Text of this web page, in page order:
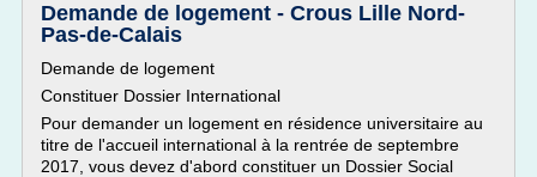
Demande de logement - Crous Lille Nord-
Pas-de-Calais
Demande de logement
Constituer Dossier International
Pour demander un logement en résidence universitaire au
titre de l'accueil international à la rentrée de septembre
2017, vous devez d'abord constituer un Dossier Social